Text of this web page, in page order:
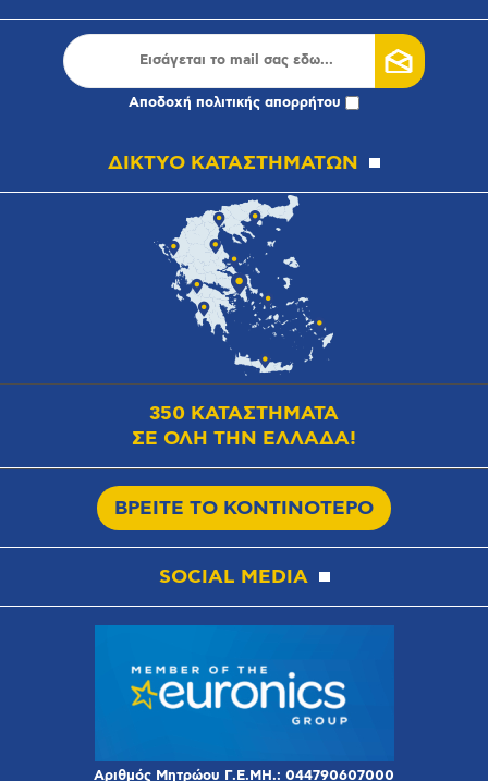
Αποδοχή πολιτικής απορρήτου
ΔΙΚΤΥΟ ΚΑΤΑΣΤΗΜΑΤΩΝ
350 ΚΑΤΑΣΤΗΜΑΤΑ
ΣΕ ΟΛΗ ΤΗΝ ΕΛΛΑΔΑ!
ΒΡΕΙΤΕ ΤΟ ΚΟΝΤΙΝΟΤΕΡΟ
SOCIAL MEDIA